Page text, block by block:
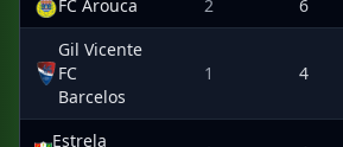
FC Arouca 2 6
Gil Vicente
FC
Barcelos
1 4
Estrela